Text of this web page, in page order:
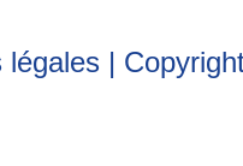
légales |